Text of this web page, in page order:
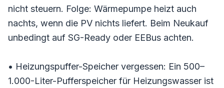
nicht steuern. Folge: Wärmepumpe heizt auch
nachts, wenn die PV nichts liefert. Beim Neukauf
unbedingt auf SG-Ready oder EEBus achten.
• Heizungspuffer-Speicher vergessen: Ein 500–
1.000-Liter-Pufferspeicher für Heizungswasser ist